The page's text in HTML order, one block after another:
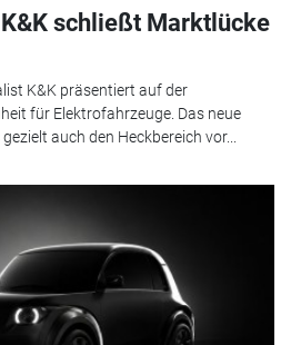
schließt Marktlücke
K&K präsentiert auf der
für Elektrofahrzeuge. Das neue
auch den Heckbereich vor...